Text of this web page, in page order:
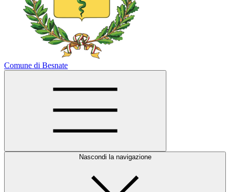
Comune di Besnate
Nascondi la navigazione